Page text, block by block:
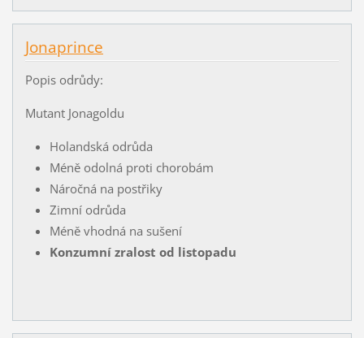
Jonaprince
Popis odrůdy:
Mutant Jonagoldu
Holandská odrůda
Méně odolná proti chorobám
Náročná na postřiky
Zimní odrůda
Méně vhodná na sušení
Konzumní zralost od listopadu